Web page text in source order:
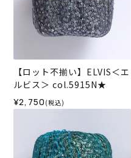
【ロット不揃い】ELVIS＜エ
ルビス＞ col.5915N★
¥2,750 (税込)